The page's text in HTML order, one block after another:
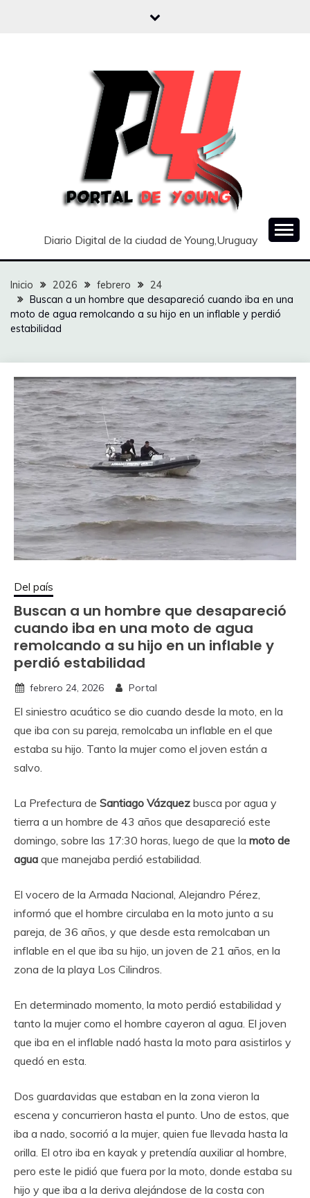
Diario Digital de la ciudad de Young,Uruguay
Inicio 2026 febrero
24
Buscan a un hombre que desapareció cuando iba en una
moto de agua remolcando a su hijo en un inflable y perdió
estabilidad
Del país
Buscan a un hombre que desapareció
cuando iba en una moto de agua
remolcando a su hijo en un inflable y
perdió estabilidad
febrero 24, 2026 Portal
El siniestro acuático se dio cuando desde la moto, en la
que iba con su pareja, remolcaba un inflable en el que
estaba su hijo. Tanto la mujer como el joven están a
salvo.
La Prefectura de Santiago Vázquez busca por agua y
tierra a un hombre de 43 años que desapareció este
domingo, sobre las 17:30 horas, luego de que la moto de
agua que manejaba perdió estabilidad.
El vocero de la Armada Nacional, Alejandro Pérez,
informó que el hombre circulaba en la moto junto a su
pareja, de 36 años, y que desde esta remolcaban un
inflable en el que iba su hijo, un joven de 21 años, en la
zona de la playa Los Cilindros.
En determinado momento, la moto perdió estabilidad y
tanto la mujer como el hombre cayeron al agua. El joven
que iba en el inflable nadó hasta la moto para asistirlos y
quedó en esta.
Dos guardavidas que estaban en la zona vieron la
escena y concurrieron hasta el punto. Uno de estos, que
iba a nado, socorrió a la mujer, quien fue llevada hasta la
orilla. El otro iba en kayak y pretendía auxiliar al hombre,
pero este le pidió que fuera por la moto, donde estaba su
hijo y que iba a la deriva alejándose de la costa con